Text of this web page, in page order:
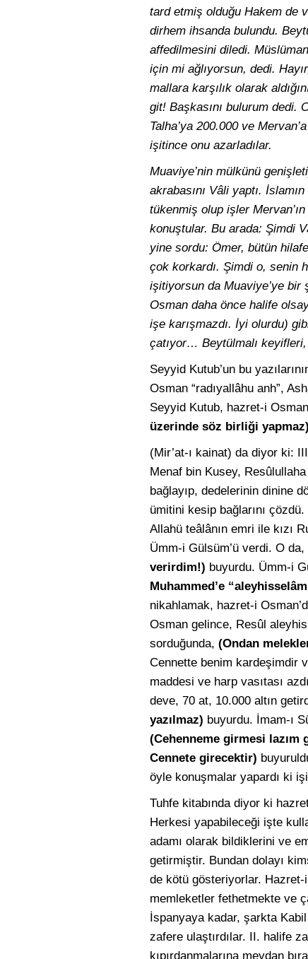
tard etmiş olduğu Hakem de
dirhem ihsanda bulundu.
affedilmesini diledi.
için mi ağlıyorsun, dedi.
mallara karşılık olarak
git! Başkasını bulurum dedi.
Talha’ya 200.000 ve
işitince onu azarladılar.
Muaviye’nin mülkünü
akrabasını Vâli yaptı.
tükenmiş olup işler
konuştular. Bu arada: Şimdi
yine sordu: Ömer, bütün
çok korkardı. Şimdi o, senin
işitiyorsun da Muaviye’ye bir
Osman daha önce halife
işe karışmazdı. İyi olurdu)
çatıyor… Beytülmalı
Seyyid Kutub’un bu
Osman “radıyallâhu anh”,
Seyyid Kutub, hazret-i
üzerinde söz birliği yapmaz)
(Mir’at-ı kainat) da diyor ki:
Menaf bin Kusey,
bağlayıp, dedelerinin dinine
ümitini kesip bağlarını
Allahü teâlânın emri ile kızı
Ümm-i Gülsüm’ü verdi. O
verirdim!) buyurdu. Ümm-i
Muhammed’e
nikahlamak, hazret-i
Osman gelince, Resûl
sorduğunda, (Ondan
Cennette benim kardeşimdir
maddesi ve harp vasıtası
deve, 70 at, 10.000 altın
yazılmaz) buyurdu. İmam-ı
(Cehenneme girmesi lazım
Cennete girecektir)
öyle konuşmalar yapardı ki
Tuhfe kitabında diyor ki
Herkesi yapabileceği işte
adamı olarak bildiklerini ve
getirmiştir. Bundan dolayı
de kötü gösteriyorlar.
memleketler fethetmekte ve
İspanyaya kadar, şarkta
zafere ulaştırdılar. II. halife
kıpırdanmalarına meydan